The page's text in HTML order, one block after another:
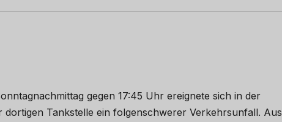
gegen 17:45 Uhr ereignete sich in der
Tankstelle ein folgenschwerer Verkehrsunfall. Aus